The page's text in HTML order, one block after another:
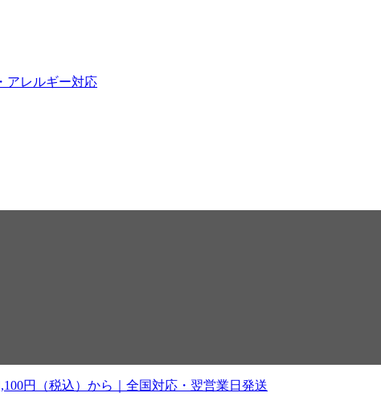
アレルギー対応
円（税込）から｜全国対応・翌営業日発送